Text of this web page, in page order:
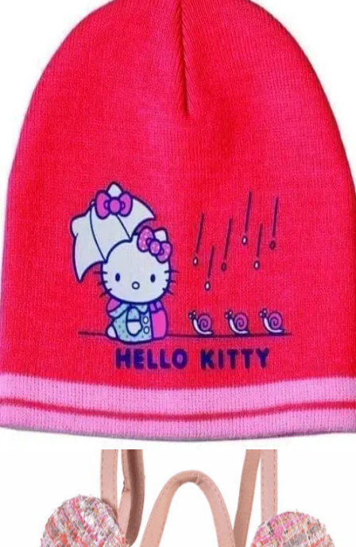
Quick View
Εξαντλημένο
ΠΑΙΔΙΚΑ ΣΚΟΥΦΙΑ
Παιδικό σκουφί Hello Kitty
5,00€